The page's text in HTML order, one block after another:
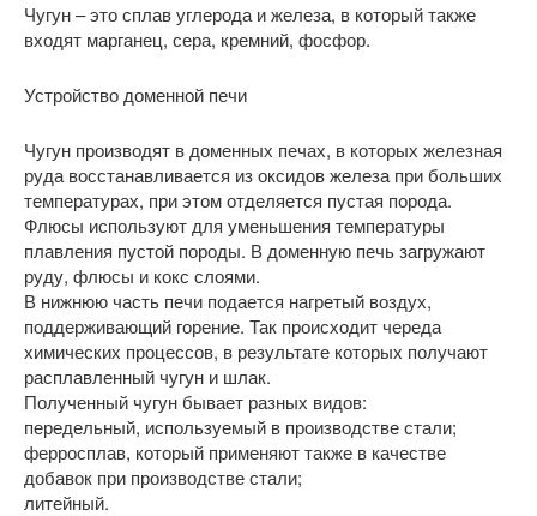
Чугун – это сплав углерода и железа, в который также
входят марганец, сера, кремний, фосфор.
Устройство доменной печи
Чугун производят в доменных печах, в которых железная
руда восстанавливается из оксидов железа при больших
температурах, при этом отделяется пустая порода.
Флюсы используют для уменьшения температуры
плавления пустой породы. В доменную печь загружают
руду, флюсы и кокс слоями.
В нижнюю часть печи подается нагретый воздух,
поддерживающий горение. Так происходит череда
химических процессов, в результате которых получают
расплавленный чугун и шлак.
Полученный чугун бывает разных видов:
передельный, используемый в производстве стали;
ферросплав, который применяют также в качестве
добавок при производстве стали;
литейный.